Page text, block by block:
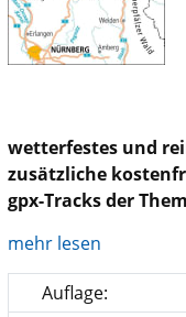
wetterfestes und
zusätzliche
gpx-Tracks der
mehr lesen
Auflage: